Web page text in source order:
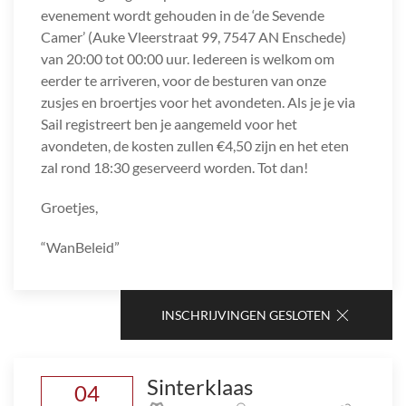
evenement wordt gehouden in de ‘de Sevende
Camer’ (Auke Vleerstraat 99, 7547 AN Enschede)
van 20:00 tot 00:00 uur. Iedereen is welkom om
eerder te arriveren, voor de besturen van onze
zusjes en broertjes voor het avondeten. Als je je via
Sail registreert ben je aangemeld voor het
avondeten, de kosten zullen €4,50 zijn en het eten
zal rond 18:30 geserveerd worden. Tot dan!
Groetjes,
“WanBeleid”
INSCHRIJVINGEN GESLOTEN
04 Sinterklaas